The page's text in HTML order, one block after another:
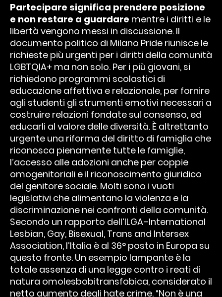
Partecipare significa prendere posizione
e non restare a guardare mentre i diritti e le
libertà vengono messi in discussione. Il
documento politico di Milano Pride riunisce le
richieste più urgenti per i diritti della comunità
LGBTQIA+ ma non solo. Per i più giovani, si
richiedono programmi scolastici di
educazione affettiva e relazionale, per fornire
agli studenti gli strumenti emotivi necessari a
costruire relazioni fondate sul consenso, ed
educarli al valore delle diversità. È altrettanto
urgente una riforma del diritto di famiglia che
riconosca pienamente tutte le famiglie,
l’accesso alle adozioni anche per coppie
omogenitoriali e il riconoscimento giuridico
del genitore sociale. Molti sono i vuoti
legislativi che alimentano la violenza e la
discriminazione nei confronti della comunità.
Secondo un rapporto dell’ILGA–International
Lesbian, Gay, Bisexual, Trans and Intersex
Association, l’Italia è al 36° posto in Europa su
questo fronte. Un esempio lampante è la
totale assenza di una legge contro i reati di
natura omolesbobitransfobica, considerato il
netto aumento degli hate crime. “Non è una